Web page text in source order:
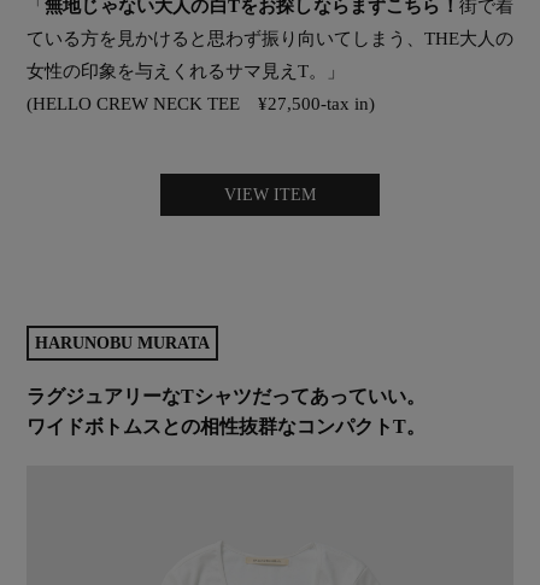
「無地じゃない大人の白Tをお探しならまずこちら！ 街で着
ている方を見かけると思わず振り向いてしまう、THE大人の
女性の印象を与えくれるサマ見えT。」
(HELLO CREW NECK TEE ¥27,500-tax in)
VIEW ITEM
HARUNOBU MURATA
ラグジュアリーなTシャツだってあっていい。
ワイドボトムスとの相性抜群なコンパクトT。